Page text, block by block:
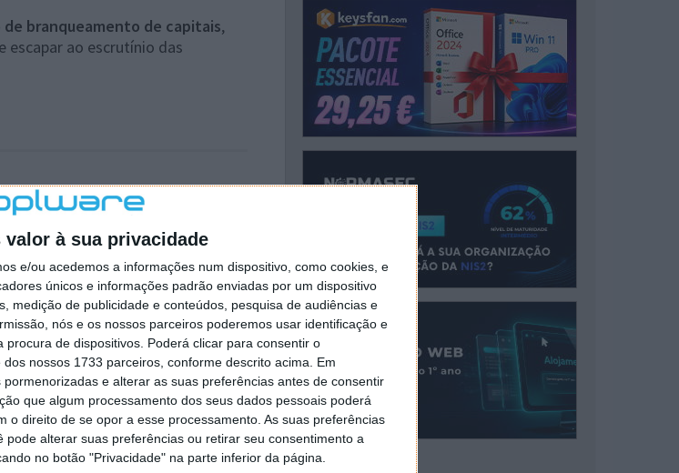
valor à sua privacidade
e/ou acedemos a informações num dispositivo, como cookies, e
únicos e informações padrão enviadas por um dispositivo
medição de publicidade e conteúdos, pesquisa de audiências e
nós e os nossos parceiros poderemos usar identificação e
de dispositivos. Poderá clicar para consentir o
nossos 1733 parceiros, conforme descrito acima. Em
e alterar as suas preferências antes de consentir
que algum processamento dos seus dados pessoais poderá
o direito de se opor a esse processamento. As suas preferências
alterar suas preferências ou retirar seu consentimento a
no botão "Privacidade" na parte inferior da página.
de branqueamento de capitais,
ao escrutínio das
Autor: Ana Sofia Neto
caros? Os pneus podem ajudá-lo
a gastar menos